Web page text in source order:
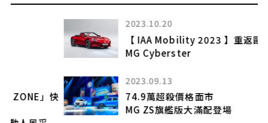
【 IAA Mobility 2023 】重返歐陸主戰場
MG Cyberster
2023.09.13
74.9萬超殺價格面市
MG ZS旗艦版大滿配登場